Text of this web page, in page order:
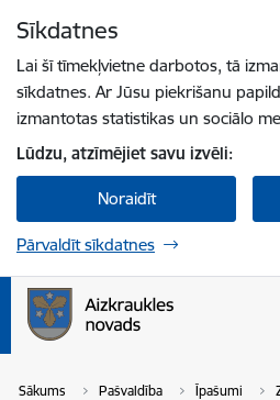
Sīkdatnes
Lai šī tīmekļvietne darbotos, tā
sīkdatnes. Ar Jūsu piekrišanu
izmantotas statistikas un sociālo
Lūdzu, atzīmējiet savu izvēli:
Noraidīt
Pārvaldīt sīkdatnes
Sākums Pašvaldība Īpašumi